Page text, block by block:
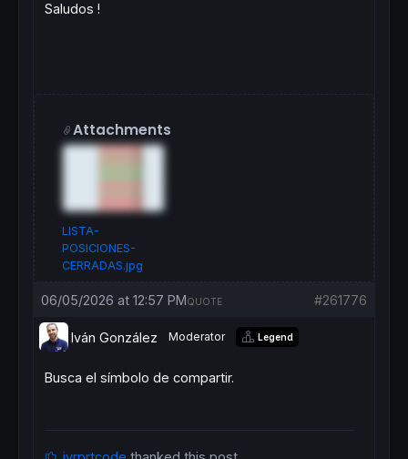
Saludos !
Attachments
LISTA-
POSICIONES-
CERRADAS.jpg
06/05/2026 at 12:57 PM #261776
QUOTE
Iván González Moderator Legend
Busca el símbolo de compartir.